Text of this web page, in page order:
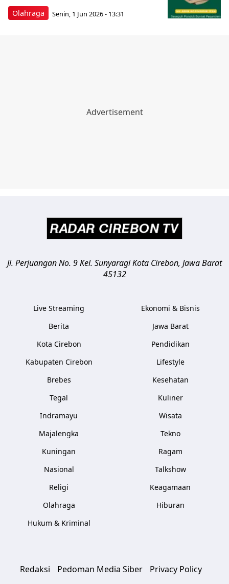
Olahraga Senin, 1 Jun 2026 - 13:31
Jl. Perjuangan No. 9 Kel. SunyaragiKota Cirebon, Jawa Barat
45132
Live Streaming
Berita
Kota Cirebon
Kabupaten Cirebon
Brebes
Tegal
Indramayu
Majalengka
Kuningan
Nasional
Religi
Olahraga
Hukum & Kriminal
Ekonomi & Bisnis
Jawa Barat
Pendidikan
Lifestyle
Kesehatan
Kuliner
Wisata
Tekno
Ragam
Talkshow
Keagamaan
Hiburan
Redaksi Pedoman Media Siber
Privacy Policy